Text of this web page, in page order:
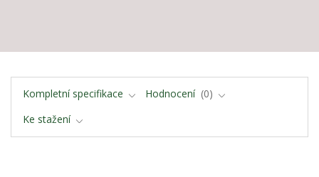
Kompletní specifikace Hodnocení
0
Ke stažení